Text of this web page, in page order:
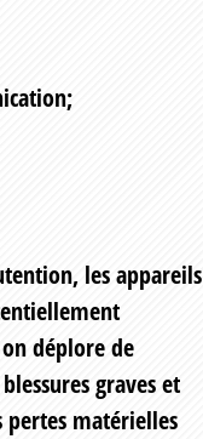
les appareils
déplore de
graves et
matérielles